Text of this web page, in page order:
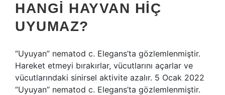
HANGI HAYVAN HIÇ
UYUMAZ?
“Uyuyan” nematod c. Elegans’ta gözlemlenmiştir.
Hareket etmeyi bırakırlar, vücutlarını açarlar ve
vücutlarındaki sinirsel aktivite azalır. 5 Ocak 2022
“Uyuyan” nematod c. Elegans’ta gözlemlenmiştir.